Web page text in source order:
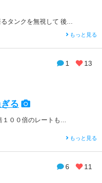
タンクを無視して 後...
もっと見る
1 13
る
００倍のレートも...
もっと見る
6 11